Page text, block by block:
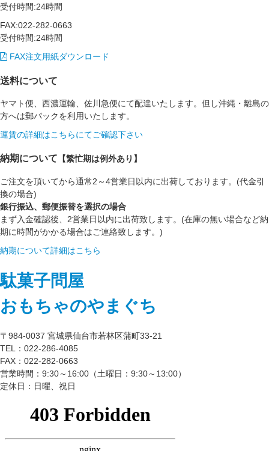
受付時間:24時間
FAX:022-282-0663
受付時間:24時間
FAX注文用紙ダウンロード
送料について
ヤマト便、西濃運輸、佐川急便にて配達いたします。但し沖縄・離島の
方へは郵パックを利用いたします。
運賃の詳細はこちらにてご確認下さい
納期について 【繁忙期は例外あり】
ご注文を頂いてから通常2～4営業日以内に出荷しております。(代金引
換の場合)
銀行振込、郵便振替を選択の場合
まず入金確認後、2営業日以内に出荷致します。(在庫の無い場合など納
期に時間がかかる場合はご連絡致します。)
納期について詳細はこちら
駄菓子問屋
おもちゃのやまぐち
〒984-0037 宮城県仙台市若林区蒲町33-21
TEL：022-286-4085
FAX：022-282-0663
営業時間：9:30～16:00（土曜日：9:30～13:00）
定休日：日曜、祝日